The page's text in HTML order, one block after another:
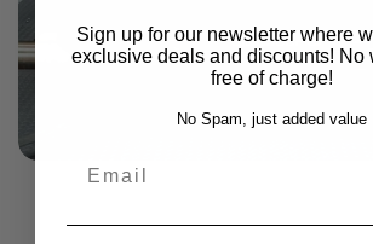
Sign up for our newsletter where
exclusive deals and discounts! No
free of charge!
No Spam, just added value